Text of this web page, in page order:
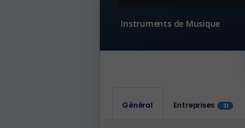
Instruments de Musique
Général Entreprises 31